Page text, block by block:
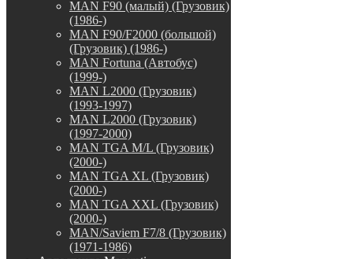
MAN F90 (малый) (Грузовик)
(1986-)
MAN F90/F2000 (большой)
(Грузовик) (1986-)
MAN Fortuna (Автобус)
(1999-)
MAN L2000 (Грузовик)
(1993-1997)
MAN L2000 (Грузовик)
(1997-2000)
MAN TGA M/L (Грузовик)
(2000-)
MAN TGA XL (Грузовик)
(2000-)
MAN TGA XXL (Грузовик)
(2000-)
MAN/Saviem F7/8 (Грузовик)
(1971-1986)